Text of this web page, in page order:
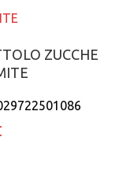
al carrello
ZUCCHE